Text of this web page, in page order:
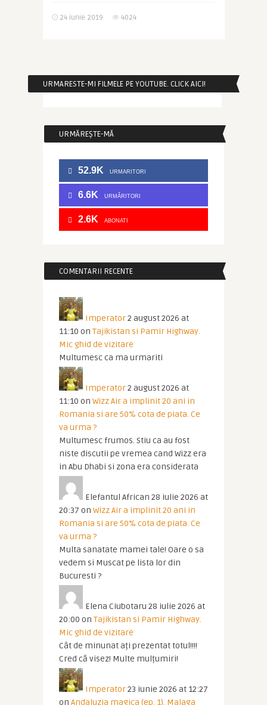
24 iunie 2019 4024
URMARESTE-MI FILMELE PE YOUTUBE. CLICK AICI!
URMĂREȘTE-MĂ
52.9K URMARITORI
6.6K URMĂRITORI
2.6K ABONATI
COMENTARII RECENTE
Imperator2 august 2026 at
11:10 on Tajikistan si Pamir Highway.
Mic ghid de vizitare
Multumesc ca ma urmariti
Imperator2 august 2026 at
11:10 on Wizz Air a implinit 20 ani in
Romania si are 50% cota de piata. Ce
va urma ?
Multumesc frumos. Stiu ca au fost
niste discutii pe vremea cand Wizz era
in Abu Dhabi si zona era considerata
Elefantul African 28 iulie 2026 at
20:37 on Wizz Air a implinit 20 ani in
Romania si are 50% cota de piata. Ce
va urma ?
Multa sanatate mamei tale! Oare o sa
vedem si Muscat pe lista lor din
Bucuresti ?
Elena Ciubotaru 28 iulie 2026 at
20:00 on Tajikistan si Pamir Highway.
Mic ghid de vizitare
Cât de minunat ați prezentat totul!!!!
Cred că visez! Multe mulțumiri!
Imperator23 iunie 2026 at 12:27
on Andaluzia magica (ep. 1). Malaga